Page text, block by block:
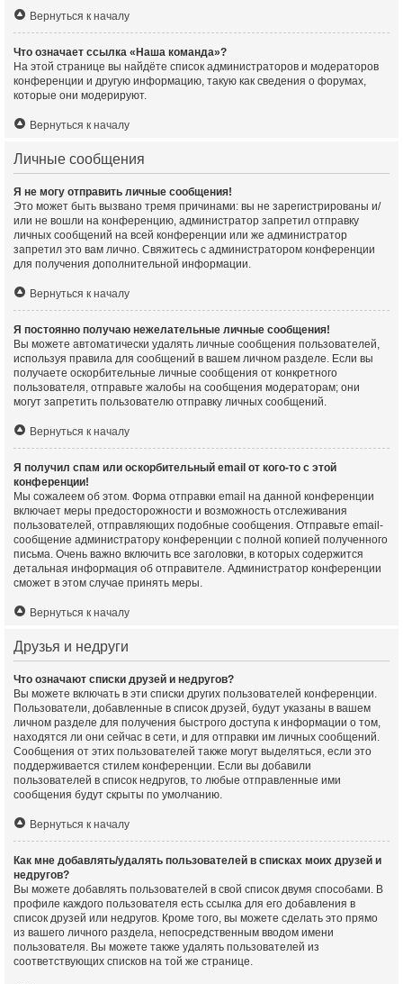
Вернуться к началу
Что означает ссылка «Наша команда»?
На этой странице вы найдёте список администраторов и модераторов
конференции и другую информацию, такую как сведения о форумах,
которые они модерируют.
Вернуться к началу
Личные сообщения
Я не могу отправить личные сообщения!
Это может быть вызвано тремя причинами: вы не зарегистрированы и/
или не вошли на конференцию, администратор запретил отправку
личных сообщений на всей конференции или же администратор
запретил это вам лично. Свяжитесь с администратором конференции
для получения дополнительной информации.
Вернуться к началу
Я постоянно получаю нежелательные личные сообщения!
Вы можете автоматически удалять личные сообщения пользователей,
используя правила для сообщений в вашем личном разделе. Если вы
получаете оскорбительные личные сообщения от конкретного
пользователя, отправьте жалобы на сообщения модераторам; они
могут запретить пользователю отправку личных сообщений.
Вернуться к началу
Я получил спам или оскорбительный email от кого-то с этой
конференции!
Мы сожалеем об этом. Форма отправки email на данной конференции
включает меры предосторожности и возможность отслеживания
пользователей, отправляющих подобные сообщения. Отправьте email-
сообщение администратору конференции с полной копией полученного
письма. Очень важно включить все заголовки, в которых содержится
детальная информация об отправителе. Администратор конференции
сможет в этом случае принять меры.
Вернуться к началу
Друзья и недруги
Что означают списки друзей и недругов?
Вы можете включать в эти списки других пользователей конференции.
Пользователи, добавленные в список друзей, будут указаны в вашем
личном разделе для получения быстрого доступа к информации о том,
находятся ли они сейчас в сети, и для отправки им личных сообщений.
Сообщения от этих пользователей также могут выделяться, если это
поддерживается стилем конференции. Если вы добавили
пользователей в список недругов, то любые отправленные ими
сообщения будут скрыты по умолчанию.
Вернуться к началу
Как мне добавлять/удалять пользователей в списках моих друзей и
недругов?
Вы можете добавлять пользователей в свой список двумя способами. В
профиле каждого пользователя есть ссылка для его добавления в
список друзей или недругов. Кроме того, вы можете сделать это прямо
из вашего личного раздела, непосредственным вводом имени
пользователя. Вы можете также удалять пользователей из
соответствующих списков на той же странице.